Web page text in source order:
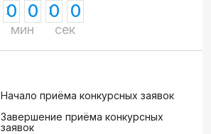
0 0
мин
0 0
сек
Начало приёма конкурсных заявок
Завершение приёма конкурсных
заявок